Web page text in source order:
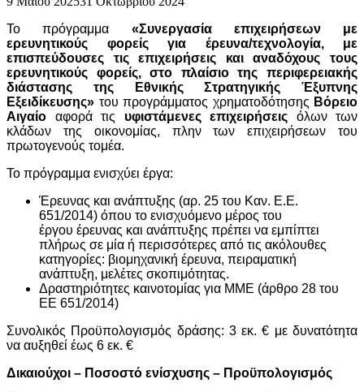
Το πρόγραμμα «Συνεργασία επιχειρήσεων με
ερευνητικούς φορείς για έρευνα/τεχνολογία, με
επισπεύδουσες τις επιχειρήσεις και αναδόχους τους
ερευνητικούς φορείς, στο πλαίσιο της περιφερειακής
διάστασης της Εθνικής Στρατηγικής Έξυπνης
Εξειδίκευσης» του προγράμματος χρηματοδότησης Βόρειο
Αιγαίο αφορά τις υφιστάμενες επιχειρήσεις όλων των
κλάδων της οικονομίας, πλην των επιχειρήσεων του
πρωτογενούς τομέα.
Το πρόγραμμα ενισχύει έργα:
Έρευνας και ανάπτυξης (αρ. 25 του Καν. Ε.Ε.
651/2014) όπου το ενισχυόμενο μέρος του
έργου έρευνας και ανάπτυξης πρέπει να εμπίπτει
πλήρως σε μία ή περισσότερες από τις ακόλουθες
κατηγορίες: βιομηχανική έρευνα, πειραματική
ανάπτυξη, μελέτες σκοπιμότητας.
Δραστηριότητες καινοτομίας για ΜΜΕ (άρθρο 28 του
ΕΕ 651/2014)
Συνολικός Προϋπολογισμός δράσης: 3 εκ. € με δυνατότητα
να αυξηθεί έως 6 εκ. €
Δικαιούχοι – Ποσοστό ενίσχυσης – Προϋπολογισμός